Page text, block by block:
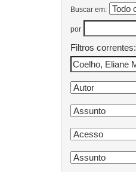
Buscar em:
por
Filtros correntes: